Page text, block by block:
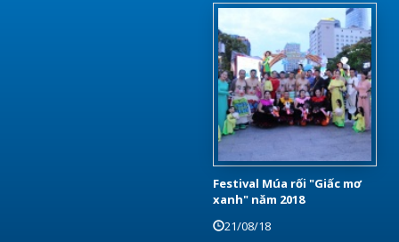
Festival Múa rối "Giấc mơ
xanh" năm 2018
21/08/18